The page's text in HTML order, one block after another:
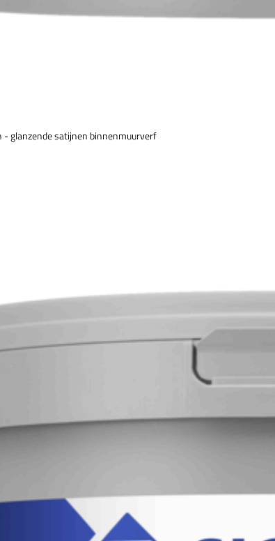
- glanzende satijnen binnenmuurverf